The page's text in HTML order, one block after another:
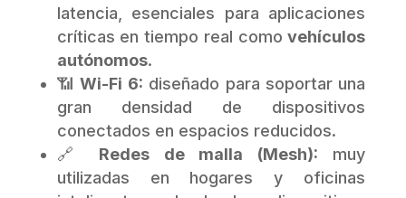
latencia, esenciales para aplicaciones
críticas en tiempo real comovehículos
autónomos.
📶Wi-Fi 6: diseñado para soportar una
gran densidad de dispositivos
conectados en espacios reducidos.
🔗 Redes de malla (Mesh): muy
utilizadas en hogares y oficinas